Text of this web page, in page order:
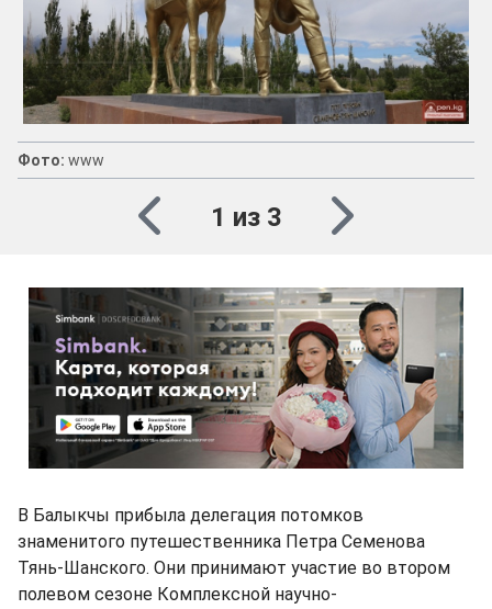
Фото: www
1 из 3
В Балыкчы прибыла делегация потомков
знаменитого путешественника Петра Семенова
Тянь-Шанского. Они принимают участие во втором
полевом сезоне Комплексной научно-